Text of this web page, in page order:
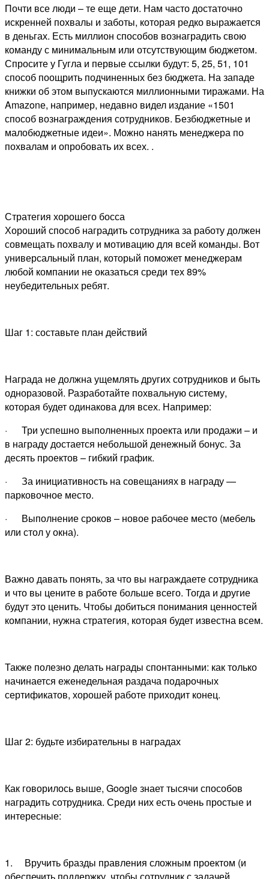
Почти все люди – те еще дети. Нам часто достаточно
искренней похвалы и заботы, которая редко выражается
в деньгах. Есть миллион способов вознаградить свою
команду с минимальным или отсутствующим бюджетом.
Спросите у Гугла и первые ссылки будут: 5, 25, 51, 101
способ поощрить подчиненных без бюджета. На западе
книжки об этом выпускаются миллионными тиражами. На
Amazonе, например, недавно видел издание «1501
способ вознаграждения сотрудников. Безбюджетные и
малобюджетные идеи». Можно нанять менеджера по
похвалам и опробовать их всех. .
Стратегия хорошего босса
Хороший способ наградить сотрудника за работу должен
совмещать похвалу и мотивацию для всей команды. Вот
универсальный план, который поможет менеджерам
любой компании не оказаться среди тех 89%
неубедительных ребят.
Шаг 1: составьте план действий
Награда не должна ущемлять других сотрудников и быть
одноразовой. Разработайте похвальную систему,
которая будет одинакова для всех. Например:
· Три успешно выполненных проекта или продажи – и
в награду достается небольшой денежный бонус. За
десять проектов – гибкий график.
· За инициативность на совещаниях в награду —
парковочное место.
· Выполнение сроков – новое рабочее место (мебель
или стол у окна).
Важно давать понять, за что вы награждаете сотрудника
и что вы цените в работе больше всего. Тогда и другие
будут это ценить. Чтобы добиться понимания ценностей
компании, нужна стратегия, которая будет известна всем.
Также полезно делать награды спонтанными: как только
начинается еженедельная раздача подарочных
сертификатов, хорошей работе приходит конец.
Шаг 2: будьте избирательны в наградах
Как говорилось выше, Google знает тысячи способов
наградить сотрудника. Среди них есть очень простые и
интересные:
1. Вручить бразды правления сложным проектом (и
обеспечить поддержку, чтобы сотрудник с задачей